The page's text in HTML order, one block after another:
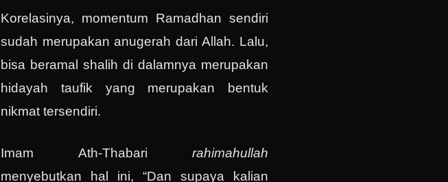
Korelasinya, momentum Ramadhan sendiri
sudah merupakan anugerah dari Allah. Lalu,
bisa beramal shalih di dalamnya merupakan
hidayah taufik yang merupakan bentuk
nikmat tersendiri.
Imam Ath-Thabari rahimahullah
menyebutkan hal ini, “Dan supaya kalian